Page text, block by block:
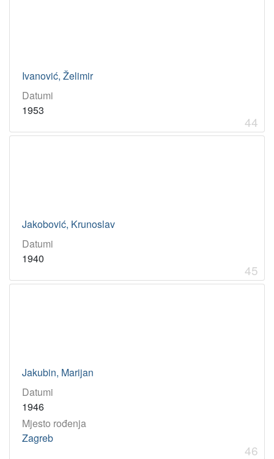
Ivanović, Želimir
Datumi
1953
44
Jakobović, Krunoslav
Datumi
1940
45
Jakubin, Marijan
Datumi
1946
Mjesto rođenja
Zagreb
46